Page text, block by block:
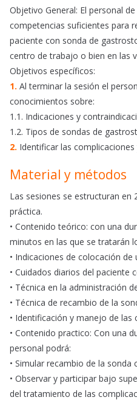
Objetivo General: El personal
competencias suficientes para
paciente con sonda de
centro de trabajo o bien en las
Objetivos específicos:
1. Al terminar la sesión el
conocimientos sobre:
1.1. Indicaciones y
1.2. Tipos de sondas de
2. Identificar las
Material y métodos
Las sesiones se estructuran en
práctica.
• Contenido teórico: con una
minutos en las que se tratarán
• Indicaciones de colocación
• Cuidados diarios del paciente
• Técnica en la administración
• Técnica de recambio de la
• Identificación y manejo de las
• Contenido practico: Con una
personal podrá:
• Simular recambio de la
• Observar y participar bajo
del tratamiento de las